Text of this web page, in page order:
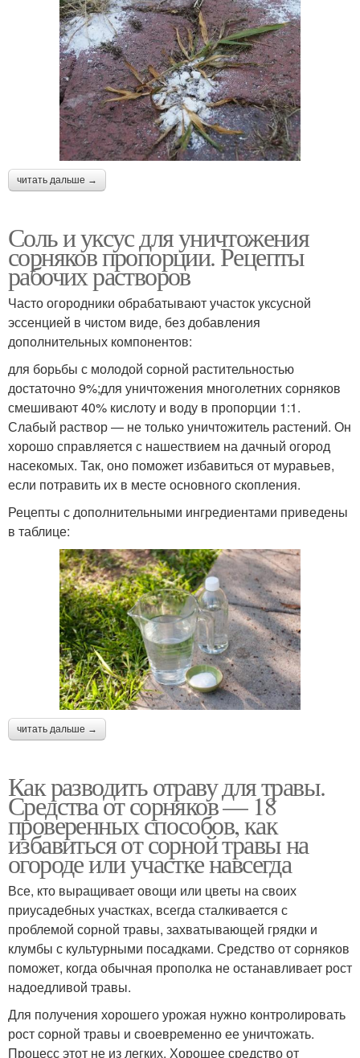
читать дальше →
Соль и уксус для уничтожения
сорняков пропорции. Рецепты
рабочих растворов
Часто огородники обрабатывают участок уксусной
эссенцией в чистом виде, без добавления
дополнительных компонентов:
для борьбы с молодой сорной растительностью
достаточно 9%;для уничтожения многолетних сорняков
смешивают 40% кислоту и воду в пропорции 1:1.
Слабый раствор — не только уничтожитель растений. Он
хорошо справляется с нашествием на дачный огород
насекомых. Так, оно поможет избавиться от муравьев,
если потравить их в месте основного скопления.
Рецепты с дополнительными ингредиентами приведены
в таблице:
читать дальше →
Как разводить отраву для травы.
Средства от сорняков — 18
проверенных способов, как
избавиться от сорной травы на
огороде или участке навсегда
Все, кто выращивает овощи или цветы на своих
приусадебных участках, всегда сталкивается с
проблемой сорной травы, захватывающей грядки и
клумбы с культурными посадками. Средство от сорняков
поможет, когда обычная прополка не останавливает рост
надоедливой травы.
Для получения хорошего урожая нужно контролировать
рост сорной травы и своевременно ее уничтожать.
Процесс этот не из легких. Хорошее средство от